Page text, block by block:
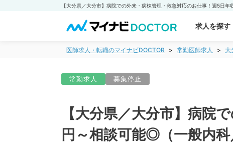
求人を探す
医師求人・転職のマイナビDOCTOR 常勤医師求人 大
常勤求人 募集停止
【大分県／大分市】病院
円～相談可能◎（一般内科